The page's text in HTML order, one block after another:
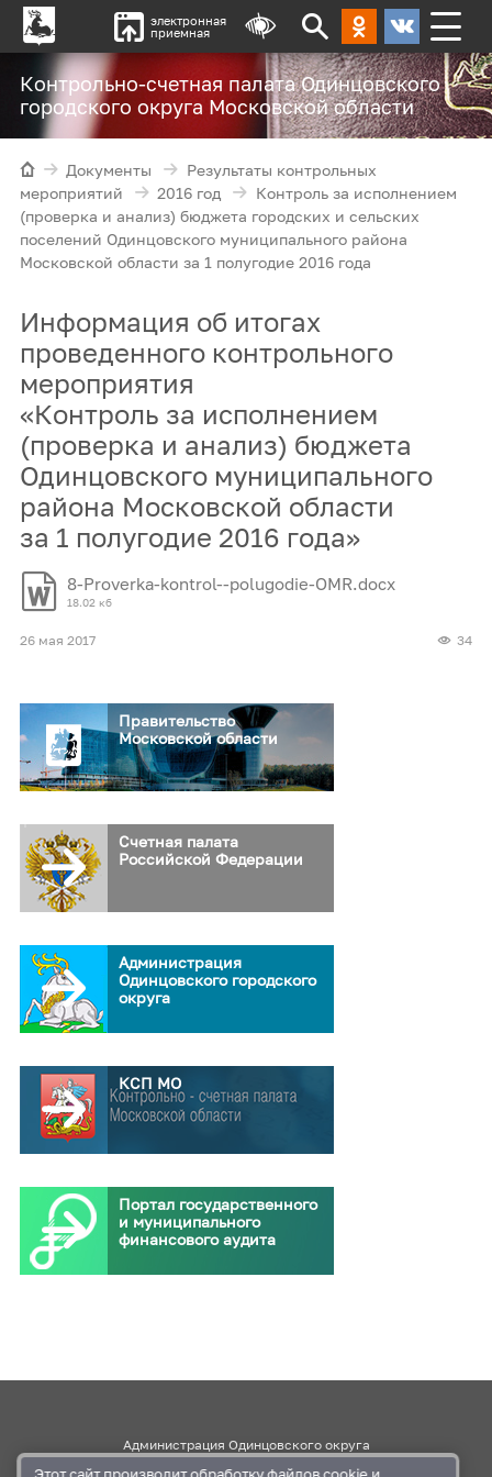
электронная
приемная
Контрольно-счетная палата Одинцовского
городского округа Московской области
Документы
Результаты контрольных
мероприятий
2016 год
Контроль за исполнением
(проверка и анализ) бюджета городских и сельских
поселений Одинцовского муниципального района
Московской области за 1 полугодие 2016 года
Информация об итогах
проведенного контрольного
мероприятия
«Контроль за исполнением
(проверка и анализ) бюджета
Одинцовского муниципального
района Московской области
за 1 полугодие 2016 года»
8-Proverka-kontrol--polugodie-OMR.docx
18.02 кб
26 мая 2017 34
Правительство
Московской области
Счетная палата
Российской Федерации
Администрация
Одинцовского городского
округа
КСП МО
Портал государственного
и муниципального
финансового аудита
Администрация Одинцовского округа
Этот сайт производит обработкуфайлов cookieи